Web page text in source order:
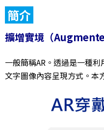
簡介
擴增實境（
一般簡稱AR。透過是一種
文字圖像內容呈現方式。本